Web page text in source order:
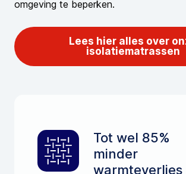
omgeving te beperken.
Lees hier alles over
isolatiematrassen
Tot wel 85%
minder
warmteverlies